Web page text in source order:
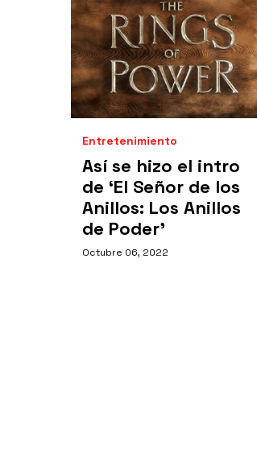
Entretenimiento
Así se hizo el intro
de ‘El Señor de los
Anillos: Los Anillos
de Poder’
Octubre 06, 2022